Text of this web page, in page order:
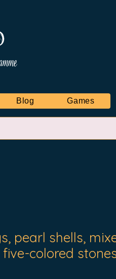
Blog Games
pearl shells,
colored